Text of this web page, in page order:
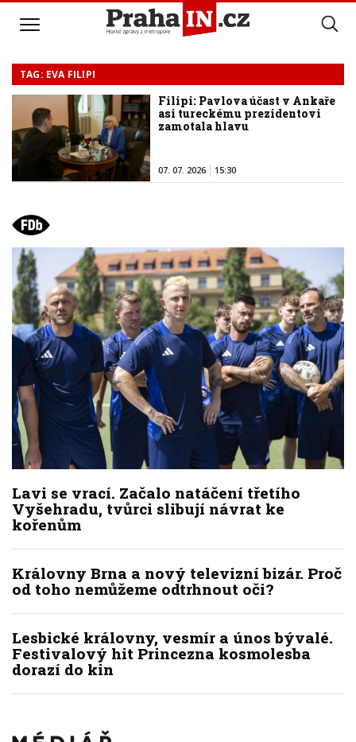
TAG: EVA FILIPI
Filipi: Pavlova účast v Ankaře
asi tureckému prezidentovi
zamotala hlavu
07. 07. 2026 15:30
Lavi se vrací. Začalo natáčení třetího
Vyšehradu, tvůrci slibují návrat ke
kořenům
Královny Brna a nový televizní bizár. Proč
od toho nemůžeme odtrhnout oči?
Lesbické královny, vesmír a únos bývalé.
Festivalový hit Princezna kosmolesba
dorazí do kin